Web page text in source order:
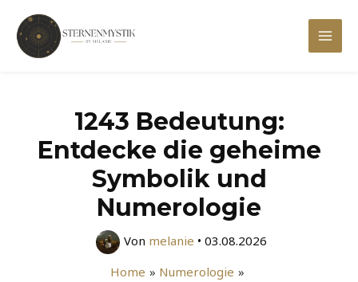
Inhalt
springen
Main
1243 Bedeutung:
Entdecke die geheime
Symbolik und
Numerologie
Von melanie • 03.08.2026
Home
Numerologie